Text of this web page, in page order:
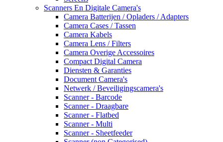
Scanners En Digitale Camera's
Camera Batterijen / Opladers / Adapters
Camera Cases / Tassen
Camera Kabels
Camera Lens / Filters
Camera Overige Accessoires
Compact Digital Camera
Diensten & Garanties
Document Camera's
Netwerk / Beveiligingscamera's
Scanner - Barcode
Scanner - Draagbare
Scanner - Flatbed
Scanner - Multi
Scanner - Sheetfeeder